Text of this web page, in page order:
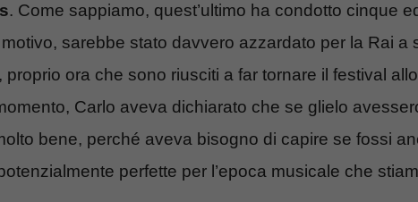
. Come sappiamo, quest’ultimo ha condotto cinque
sarebbe stato davvero azzardato per la Rai a
ora che sono riusciti a far tornare il festival
Carlo aveva dichiarato che se glielo
bene, perché aveva bisogno di capire se fossi
perfette per l’epoca musicale che